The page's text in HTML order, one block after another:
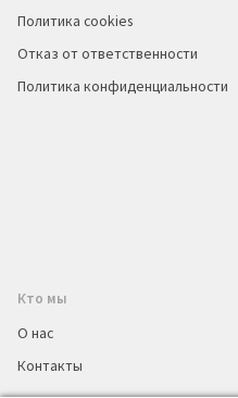
Политика cookies
Отказ от ответственности
Политика конфиденциальности
Кто мы
О нас
Контакты